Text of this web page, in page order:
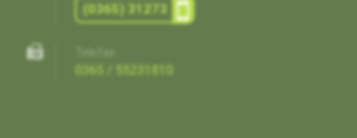
(0365) 31273
0365 / 55231810